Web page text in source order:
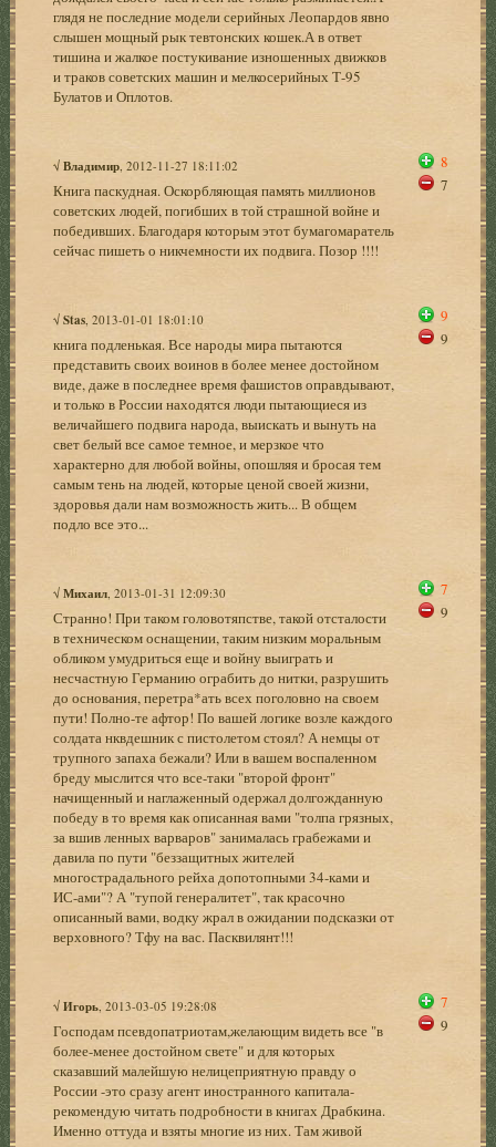
глядя не последние модели серийных Леопардов явно
слышен мощный рык тевтонских кошек.А в ответ
тишина и жалкое постукивание изношенных движков
и траков советских машин и мелкосерийных Т-95
Булатов и Оплотов.
√Владимир , 2012-11-27 18:11:02
Книга паскудная. Оскорбляющая память миллионов
советских людей, погибших в той страшной войне и
победивших. Благодаря которым этот бумагомаратель
сейчас пишеть о никчемности их подвига. Позор !!!!
8
7
√Stas , 2013-01-01 18:01:10
книга подленькая. Все народы мира пытаются
представить своих воинов в более менее достойном
виде, даже в последнее время фашистов оправдывают,
и только в России находятся люди пытающиеся из
величайшего подвига народа, выискать и вынуть на
свет белый все самое темное, и мерзкое что
характерно для любой войны, опошляя и бросая тем
самым тень на людей, которые ценой своей жизни,
здоровья дали нам возможность жить... В общем
подло все это...
9
9
√Михаил , 2013-01-31 12:09:30
Странно! При таком головотяпстве, такой отсталости
в техническом оснащении, таким низким моральным
обликом умудриться еще и войну выиграть и
несчастную Германию ограбить до нитки, разрушить
до основания, перетра*ать всех поголовно на своем
пути! Полно-те афтор! По вашей логике возле каждого
солдата нквдешник с пистолетом стоял? А немцы от
трупного запаха бежали? Или в вашем воспаленном
бреду мыслится что все-таки "второй фронт"
начищенный и наглаженный одержал долгожданную
победу в то время как описанная вами "толпа грязных,
за вшив ленных варваров" занималась грабежами и
давила по пути "беззащитных жителей
многострадального рейха допотопными 34-ками и
ИС-ами"? А "тупой генералитет", так красочно
описанный вами, водку жрал в ожидании подсказки от
верховного? Тфу на вас. Пасквилянт!!!
7
9
√Игорь , 2013-03-05 19:28:08
Господам псевдопатриотам,желающим видеть все "в
более-менее достойном свете" и для которых
сказавший малейшую нелицеприятную правду о
России -это сразу агент иностранного капитала-
рекомендую читать подробности в книгах Драбкина.
Именно оттуда и взяты многие из них. Там живой
7
9